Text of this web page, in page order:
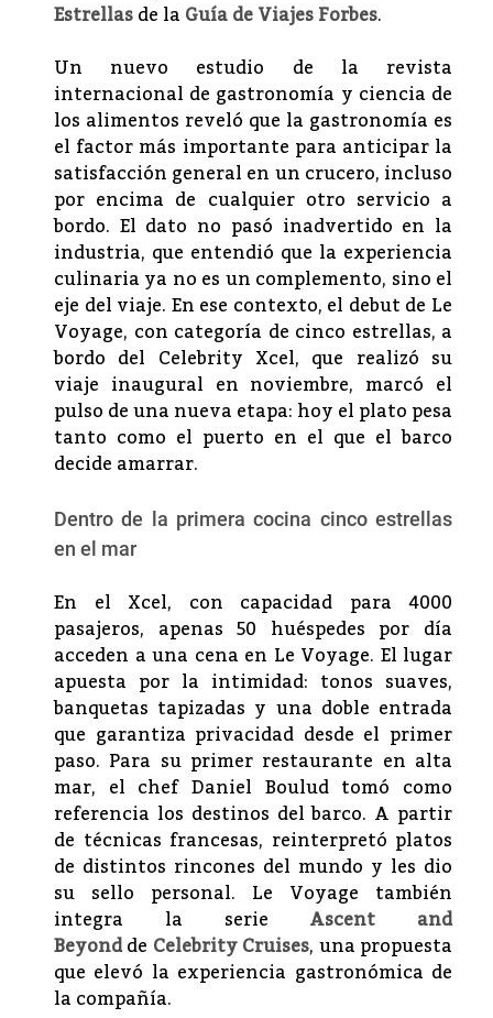
Estrellasde laGuía de Viajes Forbes.
Un nuevo estudio de la revista
internacional de gastronomía y ciencia de
los alimentos reveló que la gastronomía es
el factor más importante para anticipar la
satisfacción general en un crucero, incluso
por encima de cualquier otro servicio a
bordo. El dato no pasó inadvertido en la
industria, que entendió que la experiencia
culinaria ya no es un complemento, sino el
eje del viaje. En ese contexto, el debut de Le
Voyage, con categoría de cinco estrellas, a
bordo del Celebrity Xcel, que realizó su
viaje inaugural en noviembre, marcó el
pulso de una nueva etapa: hoy el plato pesa
tanto como el puerto en el que el barco
decide amarrar.
Dentro de la primera cocina cinco estrellas
en el mar
En el Xcel, con capacidad para 4000
pasajeros, apenas 50 huéspedes por día
acceden a una cena en Le Voyage. El lugar
apuesta por la intimidad: tonos suaves,
banquetas tapizadas y una doble entrada
que garantiza privacidad desde el primer
paso. Para su primer restaurante en alta
mar, el chef Daniel Boulud tomó como
referencia los destinos del barco. A partir
de técnicas francesas, reinterpretó platos
de distintos rincones del mundo y les dio
su sello personal. Le Voyage también
integra la serie Ascent and
Beyondde Celebrity Cruises, una propuesta
que elevó la experiencia gastronómica de
la compañía.